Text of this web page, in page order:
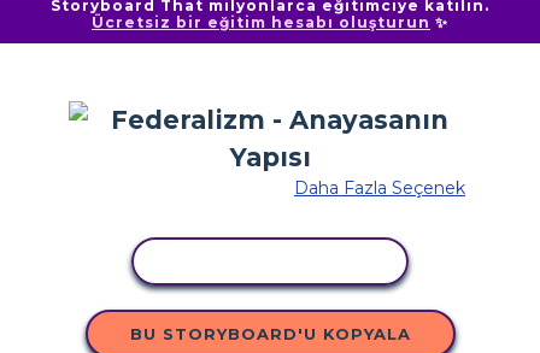
Storyboard That milyonlarca eğitimciye katılın.
Ücretsiz bir eğitim hesabı oluşturun ✨
Daha Fazla Seçenek
BU STORYBOARD'U KOPYALA